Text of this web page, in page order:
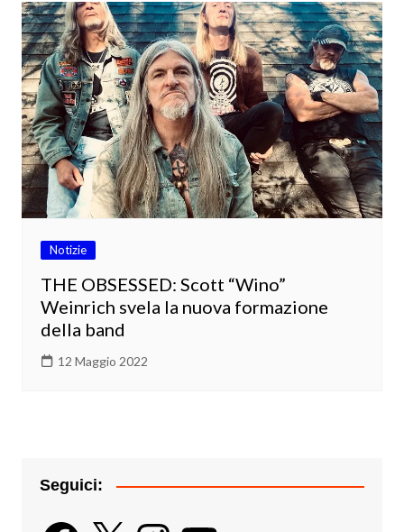
Notizie
THE OBSESSED: Scott “Wino”
Weinrich svela la nuova formazione
della band
12 Maggio 2022
Seguici:
Facebook
X InstagramYouTube